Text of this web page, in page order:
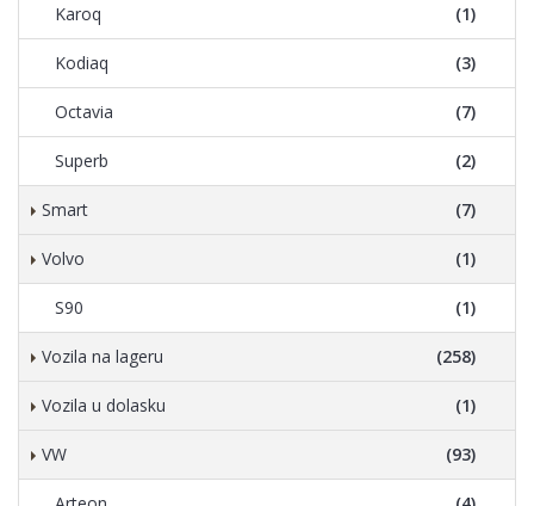
Karoq (1)
Kodiaq (3)
Octavia (7)
Superb (2)
Smart (7)
Volvo (1)
S90 (1)
Vozila na lageru (258)
Vozila u dolasku (1)
VW (93)